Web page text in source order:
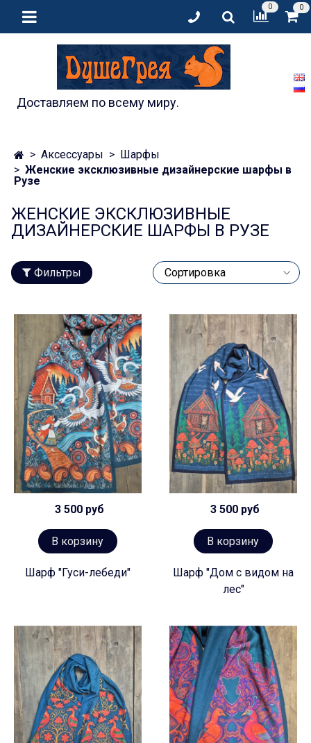
0 0
Доставляем по всему миру.
Аксессуары
Шарфы
Женские эксклюзивные дизайнерские шарфы в
Рузе
ЖЕНСКИЕ ЭКСКЛЮЗИВНЫЕ
ДИЗАЙНЕРСКИЕ ШАРФЫ В РУЗЕ
Фильтры
3 500 руб
В корзину
Шарф "Гуси-лебеди"
3 500 руб
В корзину
Шарф "Дом с видом на
лес"